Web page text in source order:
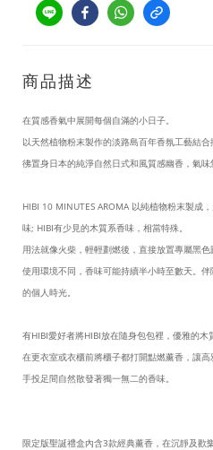
商品描述
在質感香氣中展開每個自滿的小日子。
以天然植物粉末製作的淡路島百年香氛工藝結
彿置身日本的純淨自然日式和風質感幽香，氣味
HIBI 10 MINUTES AROMA 以純植物粉末製成
味; HIBI有少見的木質系香味，相當特殊。
用法就像火柴，輕輕劃燃後，直接放置專屬黑
使用環境不同，香味可能持續半小時至數天。
的個人時光。
有HIBI愛好者將HIBI放在隨身包包裡，優雅的
在更衣室或衣櫃前將櫃子都打開點燃薰香，讓
手投足間自然散發著獨一無二的香味。
限定版聖誕禮盒內含3款經典薰香，在沉靜及歡